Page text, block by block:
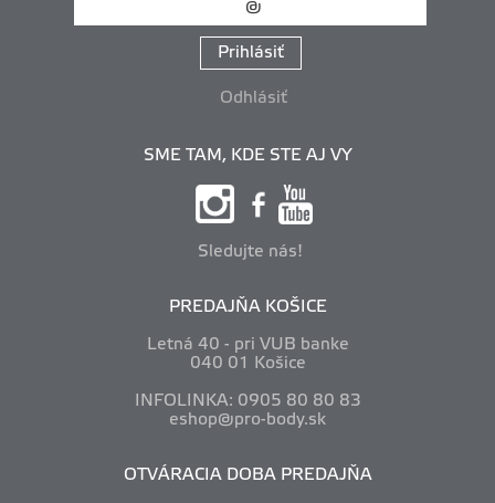
Prihlásiť
Odhlásiť
SME TAM, KDE STE AJ VY
Sledujte nás!
PREDAJŇA KOŠICE
Letná 40 - pri VUB banke
040 01 Košice
INFOLINKA: 0905 80 80 83
eshop@pro-body.sk
OTVÁRACIA DOBA PREDAJŇA